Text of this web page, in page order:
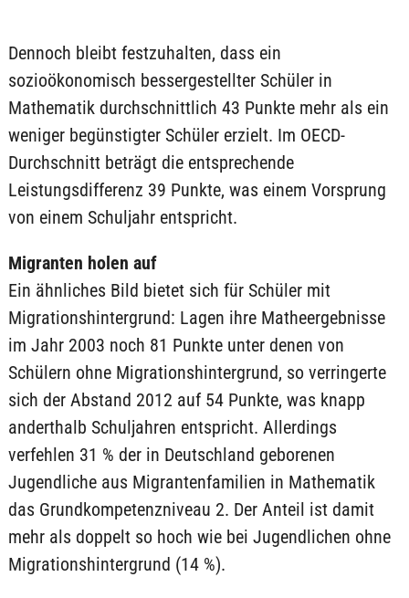
Dennoch bleibt festzuhalten, dass ein
sozioökonomisch bessergestellter Schüler in
Mathematik durchschnittlich 43 Punkte mehr als ein
weniger begünstigter Schüler erzielt. Im OECD-
Durchschnitt beträgt die entsprechende
Leistungsdifferenz 39 Punkte, was einem Vorsprung
von einem Schuljahr entspricht.
Migranten holen auf
Ein ähnliches Bild bietet sich für Schüler mit
Migrationshintergrund: Lagen ihre Matheergebnisse
im Jahr 2003 noch 81 Punkte unter denen von
Schülern ohne Migrationshintergrund, so verringerte
sich der Abstand 2012 auf 54 Punkte, was knapp
anderthalb Schuljahren entspricht. Allerdings
verfehlen 31 % der in Deutschland geborenen
Jugendliche aus Migrantenfamilien in Mathematik
das Grundkompetenzniveau 2. Der Anteil ist damit
mehr als doppelt so hoch wie bei Jugendlichen ohne
Migrationshintergrund (14 %).